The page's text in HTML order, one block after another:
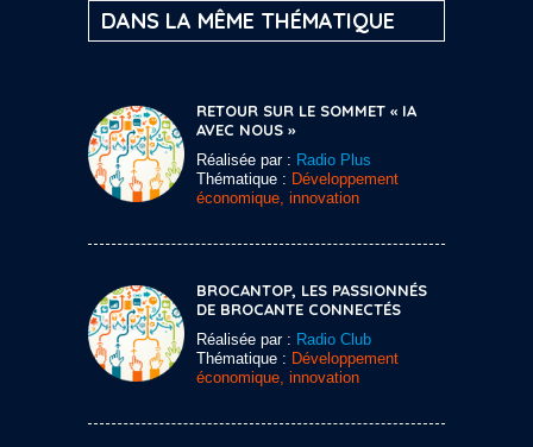
DANS LA MÊME THÉMATIQUE
RETOUR SUR LE SOMMET « IA
AVEC NOUS »
Réalisée par : Radio Plus
Thématique : Développement
économique, innovation
BROCANTOP, LES PASSIONNÉS
DE BROCANTE CONNECTÉS
Réalisée par : Radio Club
Thématique : Développement
économique, innovation